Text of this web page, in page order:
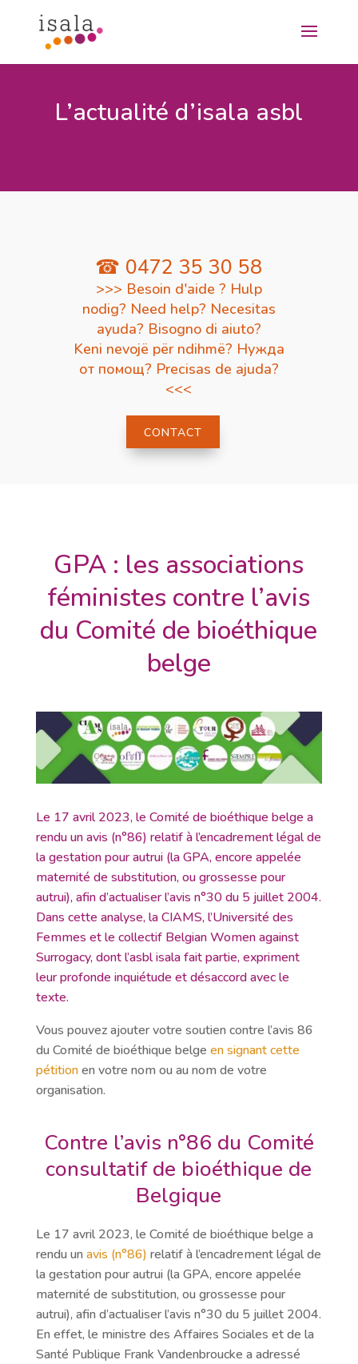
L’actualité d’isala asbl
☎ 0472 35 30 58
>>> Besoin d'aide ? Hulp
nodig? Need help? Necesitas
ayuda? Bisogno di aiuto?
Keni nevojë për ndihmë? Нужда
от помощ? Precisas de ajuda?
<<<
CONTACT
GPA : les associations
féministes contre l’avis
du Comité de bioéthique
belge
Le 17 avril 2023, le Comité de bioéthique belge a
rendu un avis (n°86) relatif à l’encadrement légal de
la gestation pour autrui (la GPA, encore appelée
maternité de substitution, ou grossesse pour
autrui), afin d’actualiser l’avis n°30 du 5 juillet 2004.
Dans cette analyse, la CIAMS, l’Université des
Femmes et le collectif Belgian Women against
Surrogacy, dont l’asbl isala fait partie, expriment
leur profonde inquiétude et désaccord avec le
texte.
Vous pouvez ajouter votre soutien contre l’avis 86
du Comité de bioéthique belge en signant cette
pétitionen votre nom ou au nom de votre
organisation.
Contre l’avis n°86 du Comité
consultatif de bioéthique de
Belgique
Le 17 avril 2023, le Comité de bioéthique belge a
rendu un avis (n°86) relatif à l’encadrement légal de
la gestation pour autrui (la GPA, encore appelée
maternité de substitution, ou grossesse pour
autrui), afin d’actualiser l’avis n°30 du 5 juillet 2004.
En effet, le ministre des Affaires Sociales et de la
Santé Publique Frank Vandenbroucke a adressé